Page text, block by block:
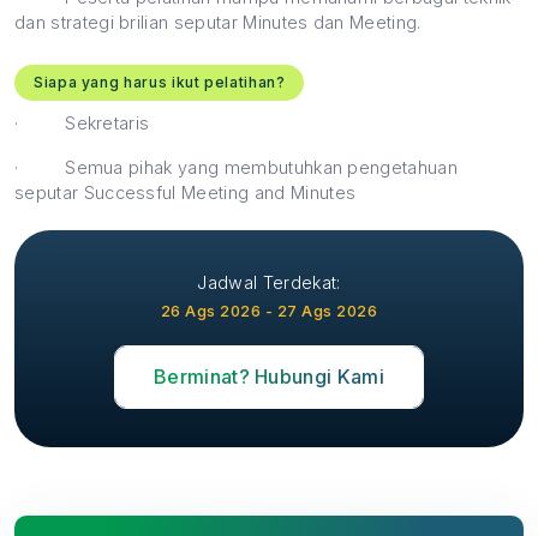
dan strategi brilian seputar Minutes dan Meeting.
Siapa yang harus ikut pelatihan?
· Sekretaris
·
Semua pihak yang membutuhkan pengetahuan
seputar Successful Meeting and Minutes
Jadwal Terdekat:
26 Ags 2026 - 27 Ags 2026
Berminat? Hubungi Kami